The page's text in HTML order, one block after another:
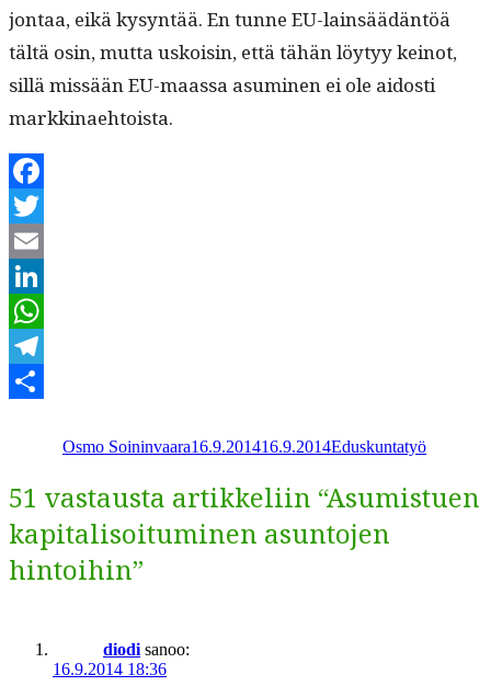
jon­taa, eikä kysyn­tää. En tunne EU-lain­säädän­töä
tältä osin, mut­ta uskoisin, että tähän löy­tyy keinot,
sil­lä mis­sään EU-maas­sa asum­i­nen ei ole aidosti
markkinaehtoista.
Facebook
Twitter
Email
LinkedIn
WhatsApp
Telegram
Osmo Soininvaara16.9.201416.9.2014Eduskuntatyö
51 vastausta artikkeliin “Asumistuen
kapitalisoituminen asuntojen
hintoihin”
diodi sanoo:
16.9.2014 18:36